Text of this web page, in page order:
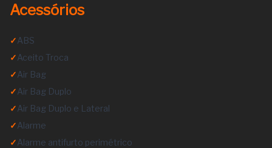
Acessórios
✓ABS
✓Aceito Troca
✓Air Bag
✓Air Bag Duplo
✓Air Bag Duplo e Lateral
✓Alarme
✓Alarme antifurto perimétrico